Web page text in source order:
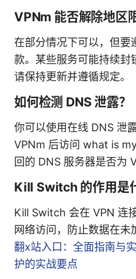
VPNm 能否解除地区
在部分情况下可以，但要
款。某些服务可能持续封
请保持更新并遵循规定。
如何检测 DNS 泄露？
你可以使用在线 DNS 泄
VPNm 后访问 what is
回的 DNS 服务器是否为
Kill Switch 的作用是
Kill Switch 会在 VPN 连
网络访问，防止数据在未
翻x站入口：全面指南与
护的实战要点